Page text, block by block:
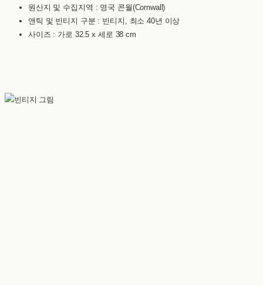
원산지 및 수집지역 : 영국 콘월(Cornwall)
앤틱 및 빈티지 구분 : 빈티지, 최소 40년 이상
사이즈 : 가로 32.5 x 세로 38 cm